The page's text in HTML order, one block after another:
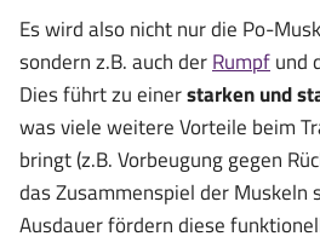
Es wird also nicht nur die Po-
sondern z.B. auch derRumpfund
Dies führt zu einerstarken und
was viele weitere Vorteile beim
bringt (z.B. Vorbeugung gegen
das Zusammenspiel der Muskeln
Ausdauer fördern diese